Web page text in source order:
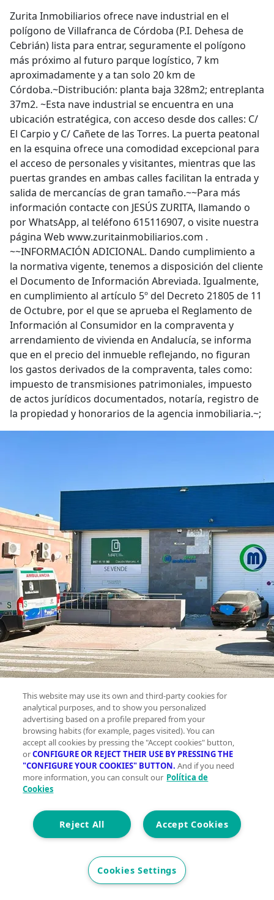
Zurita Inmobiliarios ofrece nave industrial en el
polígono de Villafranca de Córdoba (P.I. Dehesa de
Cebrián) lista para entrar, seguramente el polígono
más próximo al futuro parque logístico, 7 km
aproximadamente y a tan solo 20 km de
Córdoba.~Distribución: planta baja 328m2; entreplanta
37m2. ~Esta nave industrial se encuentra en una
ubicación estratégica, con acceso desde dos calles: C/
El Carpio y C/ Cañete de las Torres. La puerta peatonal
en la esquina ofrece una comodidad excepcional para
el acceso de personales y visitantes, mientras que las
puertas grandes en ambas calles facilitan la entrada y
salida de mercancías de gran tamaño.~~Para más
información contacte con JESÚS ZURITA, llamando o
por WhatsApp, al teléfono 615116907, o visite nuestra
página Web www.zuritainmobiliarios.com .
~~INFORMACIÓN ADICIONAL. Dando cumplimiento a
la normativa vigente, tenemos a disposición del cliente
el Documento de Información Abreviada. Igualmente,
en cumplimiento al artículo 5º del Decreto 21805 de 11
de Octubre, por el que se aprueba el Reglamento de
Información al Consumidor en la compraventa y
arrendamiento de vivienda en Andalucía, se informa
que en el precio del inmueble reflejando, no figuran
los gastos derivados de la compraventa, tales como:
impuesto de transmisiones patrimoniales, impuesto
de actos jurídicos documentados, notaría, registro de
la propiedad y honorarios de la agencia inmobiliaria.~;
This website may use its own and third-party cookies for
analytical purposes, and to show you personalized
advertising based on a profile prepared from your
browsing habits (for example, pages visited). You can
accept all cookies by pressing the "Accept cookies" button,
orCONFIGURE OR REJECT THEIR USE BY PRESSING THE
"CONFIGURE YOUR COOKIES" BUTTON. And if you need
more information, you can consult our Política de
Cookies
Accept Cookies
Reject All
Cookies Settings